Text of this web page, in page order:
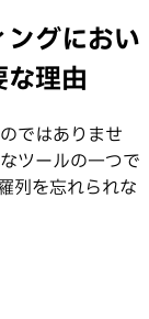
グにおい
理由
ではありませ
ツールの一つで
列を忘れられな